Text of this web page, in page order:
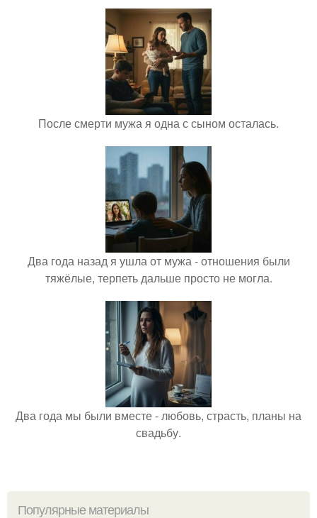
После смерти мужа я одна с сыном осталась.
Два года назад я ушла от мужа - отношения были
тяжёлые, терпеть дальше просто не могла.
Два года мы были вместе - любовь, страсть, планы на
свадьбу.
Популярные материалы